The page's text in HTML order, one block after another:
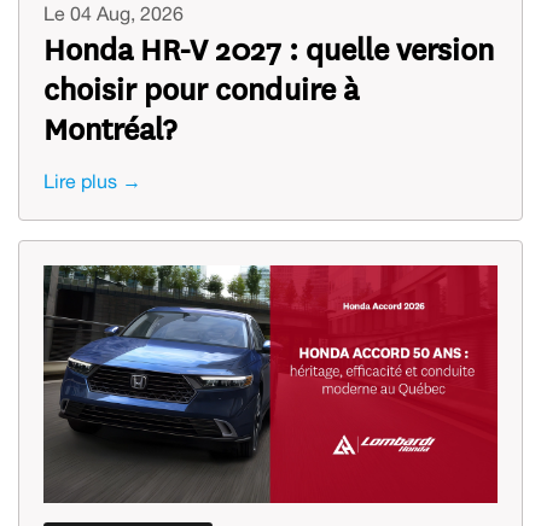
Le 04 Aug, 2026
Honda HR-V 2027 : quelle version
choisir pour conduire à
Montréal?
Lire plus →